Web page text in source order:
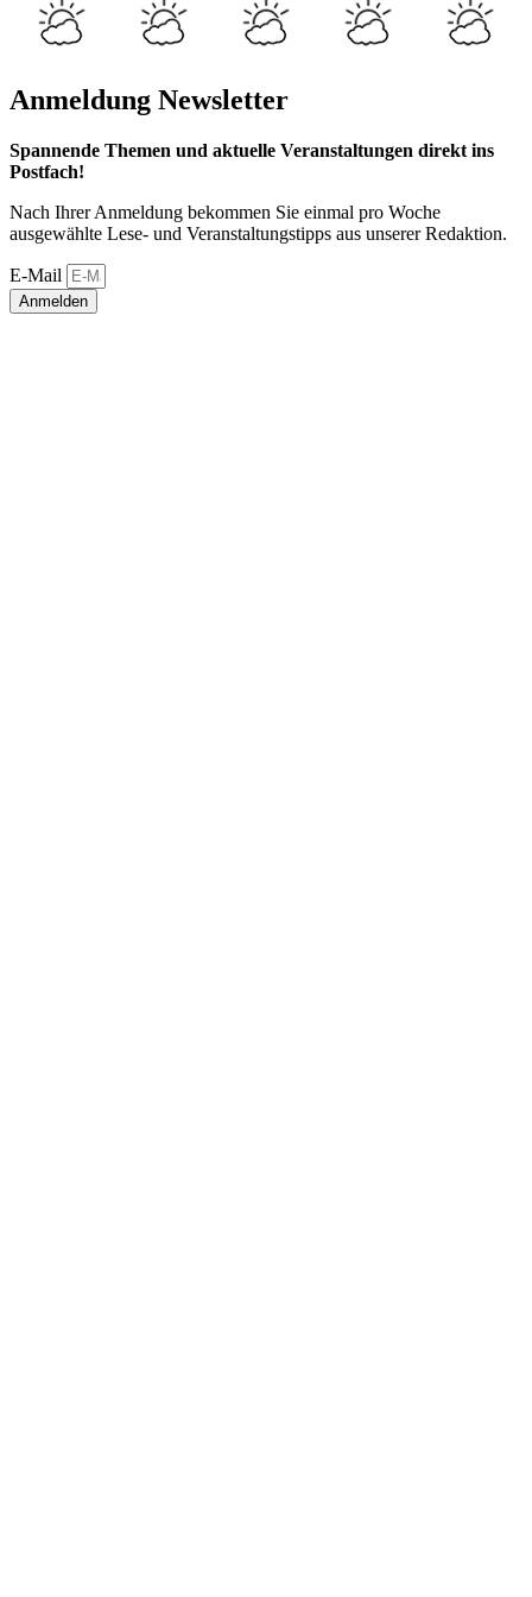
Anmeldung Newsletter
Spannende Themen und aktuelle Veranstaltungen direkt ins
Postfach!
Nach Ihrer Anmeldung bekommen Sie einmal pro Woche
ausgewählte Lese- und Veranstaltungstipps aus unserer Redaktion.
E-Mail
Anmelden